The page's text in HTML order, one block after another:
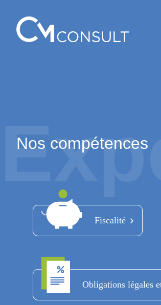
contenu
Nos compétences
Fiscalité
Obligations légales